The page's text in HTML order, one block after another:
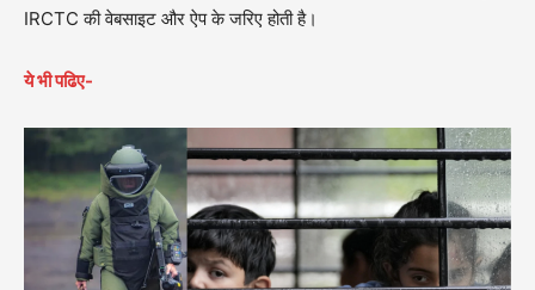
IRCTC की वेबसाइट और ऐप के जरिए होती है।
ये भी पढिए-